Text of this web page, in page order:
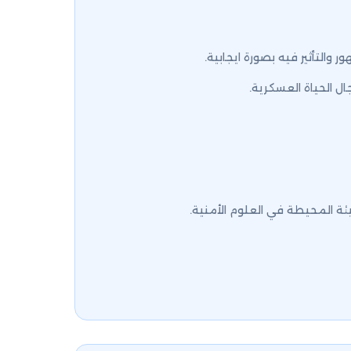
فيه بصورة ايجابية.
الحياة العسكرية.
المحيطة في العلوم الأمنية.